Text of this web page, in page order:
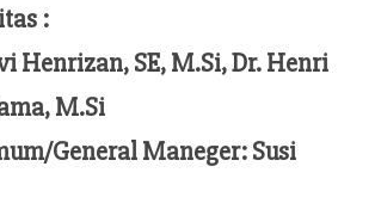
:
Henrizan, SE, M.Si, Dr. Henri
M.Si
General Maneger:Susi